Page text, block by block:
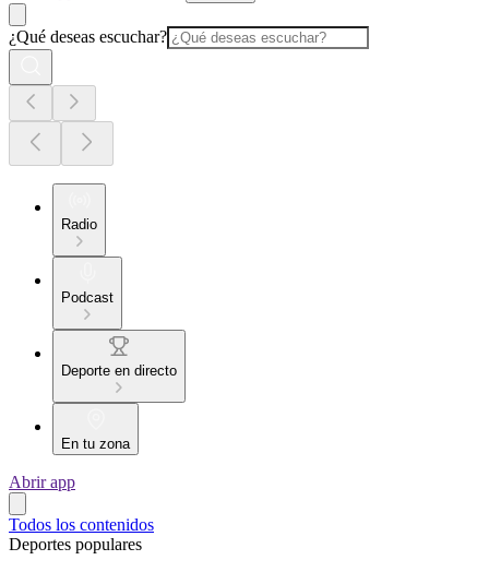
¿Qué deseas escuchar?
Radio
Podcast
Deporte en directo
En tu zona
Abrir app
Todos los contenidos
Deportes populares